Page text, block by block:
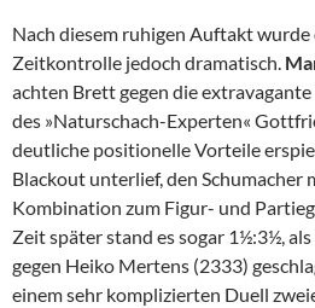
Nach diesem ruhigen Auftakt wurde
Zeitkontrolle jedoch dramatisch.
achten Brett gegen die
des »Naturschach-Experten«
deutliche positionelle Vorteile
Blackout unterlief, den Schumacher
Kombination zum Figur- und
Zeit später stand es sogar 1½:3½, als
gegen Heiko Mertens (2333)
einem sehr komplizierten Duell